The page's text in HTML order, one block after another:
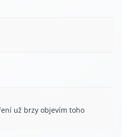
už brzy objevím toho